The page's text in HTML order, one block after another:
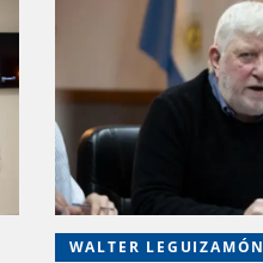
WALTER LEGUIZAMÓN